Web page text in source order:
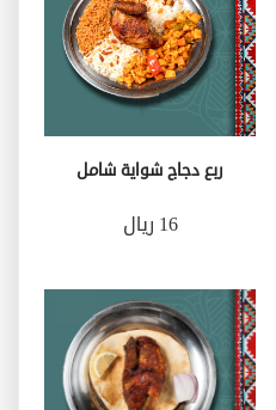
ربع دجاج شواية شامل
16 ريال